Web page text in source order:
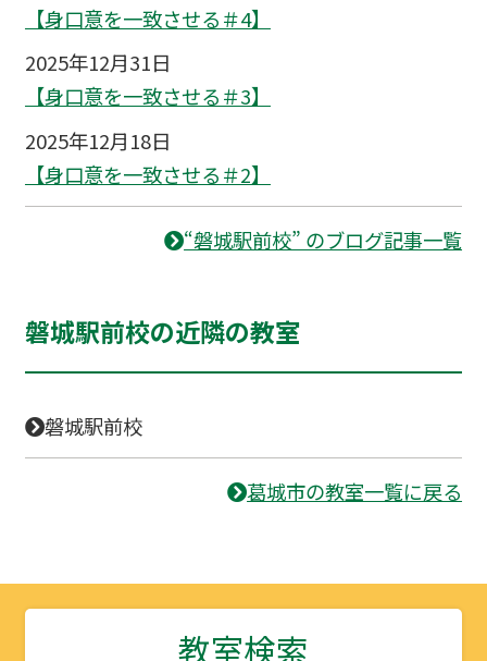
【身口意を一致させる＃4】
2025年12月31日
【身口意を一致させる＃3】
2025年12月18日
【身口意を一致させる＃2】
“磐城駅前校” のブログ記事一覧
磐城駅前校の近隣の教室
磐城駅前校
葛城市の教室一覧に戻る
教室検索